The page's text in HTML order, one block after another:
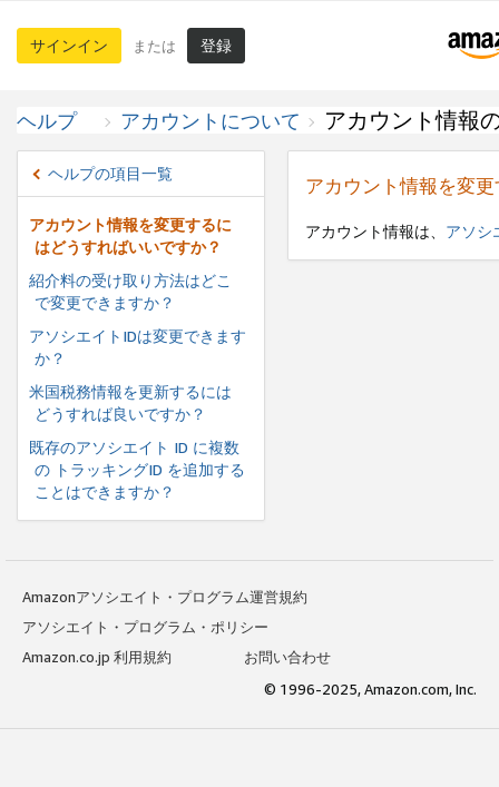
サインイン または 登録
ヘルプ アカウントについて アカウント情報
ヘルプの項目一覧
アカウント情報を変更するに
はどうすればいいですか？
紹介料の受け取り方法はどこ
で変更できますか？
アソシエイトIDは変更できます
か？
米国税務情報を更新するには
どうすれば良いですか？
既存のアソシエイト ID に複数
の トラッキングID を追加する
ことはできますか？
アカウント情報を変
アカウント情報は、 アソシ
Amazonアソシエイト・プログラム運営規約
アソシエイト・プログラム・ポリシー
Amazon.co.jp 利用規約
お問い合わせ
© 1996-2025, Amazon.com, Inc.